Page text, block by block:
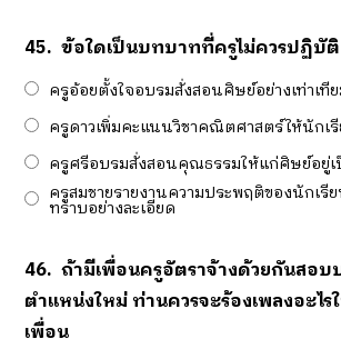
45. ข้อใดเป็นบทบาทที่ครูไม่ควรปฏิบัติ
ครูอ้อยตั้งใจอบรมสั่งสอนศิษย์อย่างเท่าเที
ครูดาวเพิ่มคะแนนวิชาคณิตศาสตร์ให้นักเ
ครูศรีอบรมสั่งสอนคุณธรรมให้แก่ศิษย์อยู่เ
ครูสมชายรายงานความประพฤติของนักเรี
ทราบอย่างละเอียด
46. ถ้ามีเพื่อนครูอัตราจ้างด้วยกันสอบ
ตำแหน่งใหม่ ท่านควรจะร้องเพลงอะไร
เพื่อน